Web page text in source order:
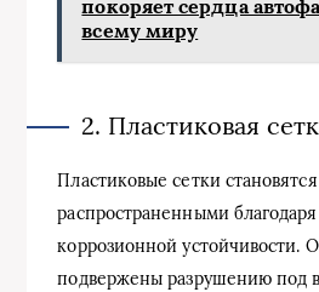
покоряет сердца
всему миру
2. Пластиковая
Пластиковые сетки
распространенными
коррозионной устойчивости.
подвержены разрушению под